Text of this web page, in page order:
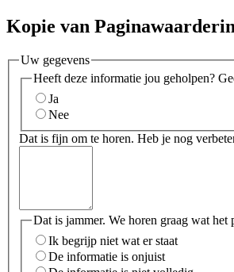
Kopie van
Uw gegevens
Heeft deze informatie jou geholpen?
Ja
Nee
Dat is fijn om te horen. Heb je nog
Dat is jammer. We horen graag wat
Ik begrijp niet wat er staat
De informatie is onjuist